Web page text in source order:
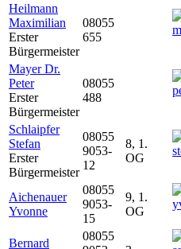
Heilmann
Maximilian
Erster
Bürgermeister
08055
655
Mayer Dr.
Peter
Erster
Bürgermeister
08055
488
Schlaipfer
Stefan
Erster
Bürgermeister
08055
9053-
12
8, 1.
OG
Aichenauer
Yvonne
08055
9053-
15
9, 1.
OG
Bernard
08055